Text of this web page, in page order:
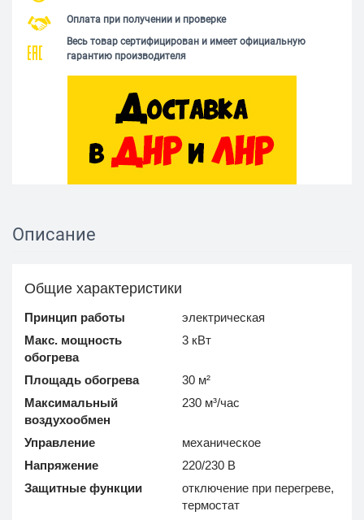
Оплата при получении и проверке
Весь товар сертифицирован и имеет официальную
гарантию производителя
Описание
Общие характеристики
Принцип работы
электрическая
Макс. мощность
обогрева
3 кВт
Площадь обогрева
30 м²
Максимальный
воздухообмен
230 м³/час
Управление
механическое
Напряжение
220/230 В
Защитные функции
отключение при перегреве,
термостат